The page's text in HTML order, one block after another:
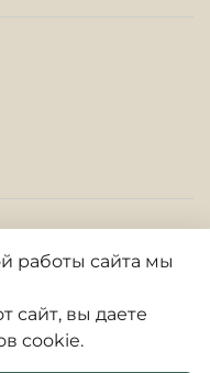
работы сайта мы
сайт, вы даете
cookie.